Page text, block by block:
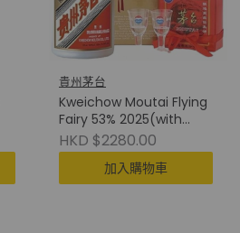
貴州茅台
Kweichow Moutai Flying
Fairy 53% 2025(with
Cup) 貴州茅台(附酒杯)
HKD $2280.00
加入購物車